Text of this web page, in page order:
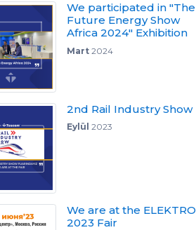
We participated in "The
Future Energy Show
Africa 2024" Exhibition
Mart2024
2nd Rail Industry Show
Eylül 2023
We are at the ELEKTRO
2023 Fair